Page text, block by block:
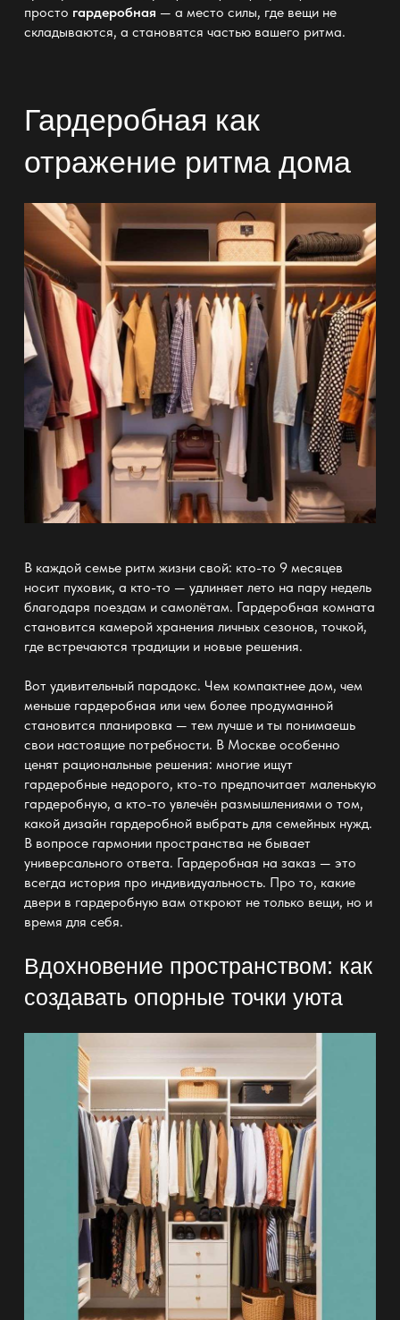
просто гардеробная — а место силы, где вещи не
складываются, а становятся частью вашего ритма.
Гардеробная как
отражение ритма дома
В каждой семье ритм жизни свой: кто-то 9 месяцев
носит пуховик, а кто-то — удлиняет лето на пару недель
благодаря поездам и самолётам. Гардеробная комната
становится камерой хранения личных сезонов, точкой,
где встречаются традиции и новые решения.
Вот удивительный парадокс. Чем компактнее дом, чем
меньше гардеробная или чем более продуманной
становится планировка — тем лучше и ты понимаешь
свои настоящие потребности. В Москве особенно
ценят рациональные решения: многие ищут
гардеробные недорого, кто-то предпочитает маленькую
гардеробную, а кто-то увлечён размышлениями о том,
какой дизайн гардеробной выбрать для семейных нужд.
В вопросе гармонии пространства не бывает
универсального ответа. Гардеробная на заказ — это
всегда история про индивидуальность. Про то, какие
двери в гардеробную вам откроют не только вещи, но и
время для себя.
Вдохновение пространством: как
создавать опорные точки уюта